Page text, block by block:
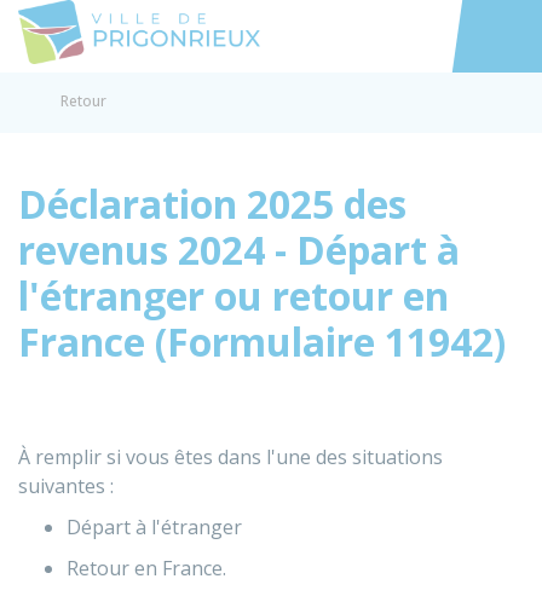
Accéder
Retour
Déclaration 2025 des
revenus 2024 - Départ à
l'étranger ou retour en
France (Formulaire 11942)
À remplir si vous êtes dans l'une des situations
suivantes :
Départ à l'étranger
Retour en France.